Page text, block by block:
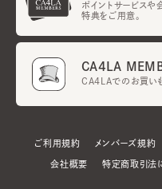
ポイントサービスや
特典をご用意。
CA4LA
CA4LAでのお買いも
ご利用規約 メンバーズ規約
会社概要 特定商取引法